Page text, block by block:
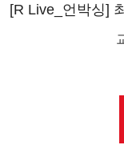
[R Live_언박싱]